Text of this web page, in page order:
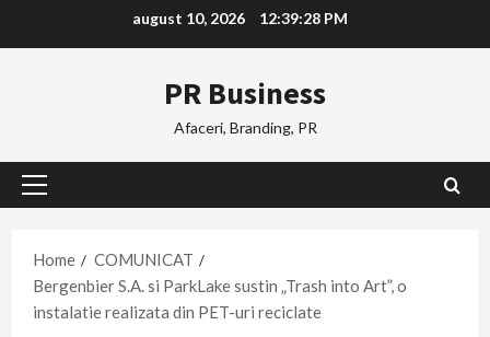
august 10, 2026 12:39:29 PM
PR Business
Afaceri, Branding, PR
Primary
Home
COMUNICAT
Bergenbier S.A. si ParkLake sustin „Trash into Art”, o
instalatie realizata din PET-uri reciclate